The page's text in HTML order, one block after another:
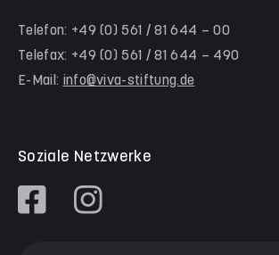
Familienzentrum Nordstadt
Familienzentrum Himmelsstürmer
Präventionsangebote an Kitas und Schulen
Telefon: +49 (0) 561 / 81 644 – 00
Telefax: +49 (0) 561 / 81 644 – 490
E-Mail: info@viva-stiftung.de
Soziale Netzwerke